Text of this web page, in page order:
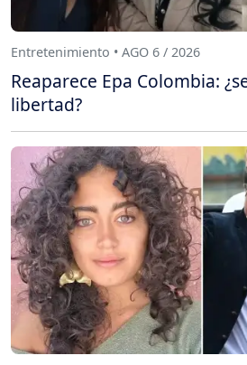
Entretenimiento • AGO 6 / 2026
Reaparece Epa Colombia:
libertad?